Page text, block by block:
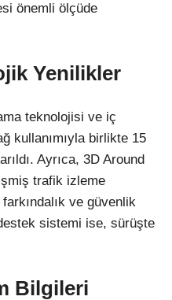
önemli ölçüde
Yenilikler
teknolojisi ve iç
kullanımıyla birlikte 15
Ayrıca, 3D Around
trafik izleme
ve güvenlik
sistemi ise, sürüşte
Bilgileri